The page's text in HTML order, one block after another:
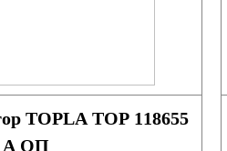
TOPLA TOP 118655
A ОП